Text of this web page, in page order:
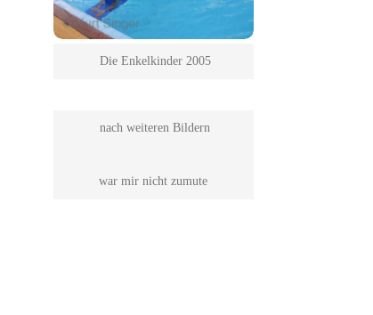
Die Enkelkinder 2005
nach weiteren Bildern
war mir nicht zumute